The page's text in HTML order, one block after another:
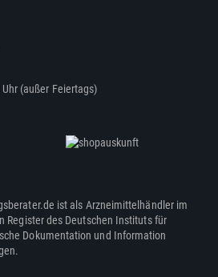
(außer Feiertags)
ist als Arzneimittelhändler im
Register des Deutschen Instituts für
Dokumentation und Information